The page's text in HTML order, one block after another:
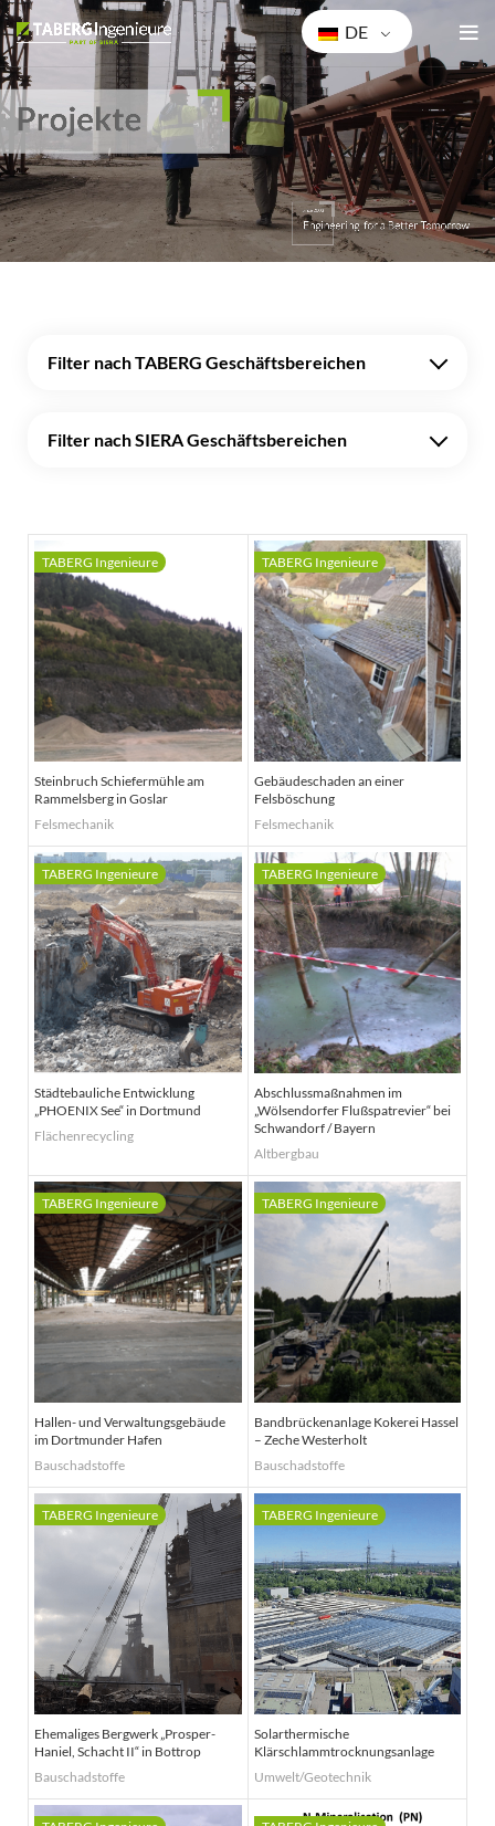
DE
Filter nach TABERG Geschäftsbereichen
Filter nach SIERA Geschäftsbereichen
Steinbruch Schiefermühle am
Rammelsberg in Goslar
Felsmechanik
Gebäudeschaden an einer
Felsböschung
Felsmechanik
Städtebauliche Entwicklung
„PHOENIX See“ in Dortmund
Flächenrecycling
Abschlussmaßnahmen im
„Wölsendorfer Flußspatrevier“ bei
Schwandorf / Bayern
Altbergbau
Hallen- und Verwaltungsgebäude
im Dortmunder Hafen
Bauschadstoffe
Bandbrückenanlage Kokerei Hassel
– Zeche Westerholt
Bauschadstoffe
Ehemaliges Bergwerk „Prosper-
Haniel, Schacht II“ in Bottrop
Bauschadstoffe
Solarthermische
Klärschlammtrocknungsanlage
Umwelt/Geotechnik